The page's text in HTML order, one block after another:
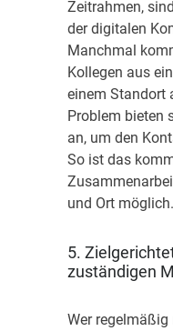
Zeitrahmen,
der digitalen
Manchmal
Kollegen aus
einem Standort
Problem bieten
an, um den
So ist das
und Ort möglich.
5.
zuständigen
Wer